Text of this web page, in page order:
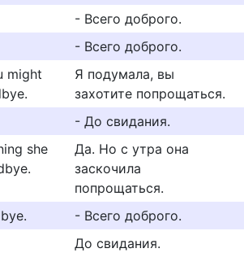
- Всего доброго.
- Всего доброго.
might
Я подумала, вы
захотите попрощаться.
- До свидания.
she
Да. Но с утра она
заскочила
попрощаться.
- Всего доброго.
До свидания.